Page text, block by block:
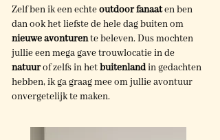
Zelf ben ik een echteoutdoor fanaaten ben
dan ook het liefste de hele dag buiten om
nieuwe avonturente beleven. Dus mochten
jullie een mega gave trouwlocatie in de
natuurof zelfs in hetbuitenlandin gedachten
hebben, ik ga graag mee om jullie avontuur
onvergetelijk te maken.